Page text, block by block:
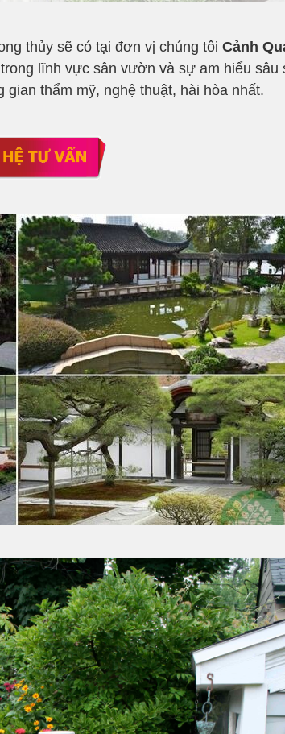
thủy sẽ có tại đơn vị chúng tôi Cảnh
lĩnh vực sân vườn và sự am hiểu sâu
thẩm mỹ, nghệ thuật, hài hòa nhất.